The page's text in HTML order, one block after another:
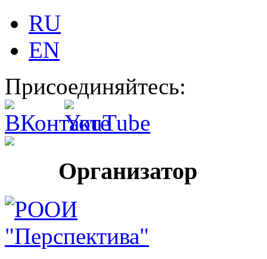
RU
EN
Присоединяйтесь:
Организатор